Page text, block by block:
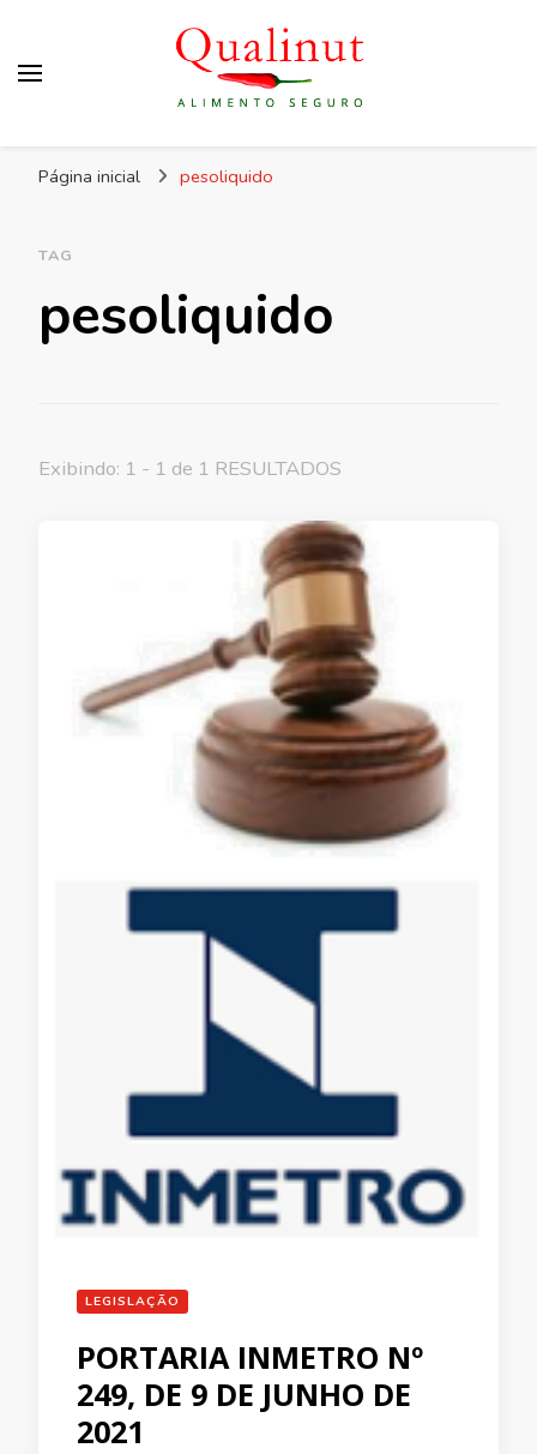
dos alimentos e rotulagem.
Página inicial pesoliquido
TAG
pesoliquido
Exibindo: 1 - 1 de 1 RESULTADOS
LEGISLAÇÃO
PORTARIA INMETRO Nº
249, DE 9 DE JUNHO DE
2021